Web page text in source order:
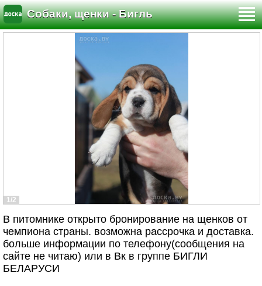
Собаки, щенки - Бигль
1/2
В питомнике открыто бронирование на щенков от
чемпиона страны. возможна рассрочка и доставка.
больше информации по телефону(сообщения на
сайте не читаю) или в Вк в группе БИГЛИ
БЕЛАРУСИ